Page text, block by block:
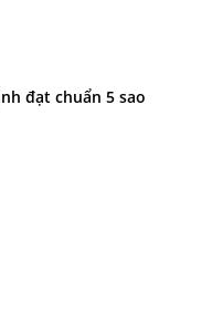
đạt chuẩn 5 sao